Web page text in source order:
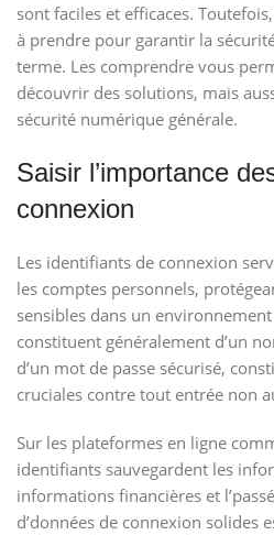
sont faciles et efficaces.
à prendre pour garantir la
terme. Les comprendre vous
découvrir des solutions, mais
sécurité numérique générale.
Saisir l’importance
connexion
Les identifiants de connexion
les comptes personnels,
sensibles dans un
constituent généralement d’un
d’un mot de passe sécurisé,
cruciales contre tout entrée non
Sur les plateformes en ligne
identifiants sauvegardent les
informations financières et
d’données de connexion solides